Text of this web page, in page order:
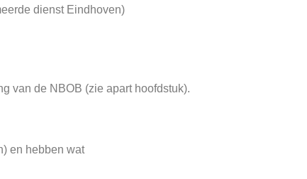
dienst Eindhoven)
van de NBOB (zie apart hoofdstuk).
en hebben wat